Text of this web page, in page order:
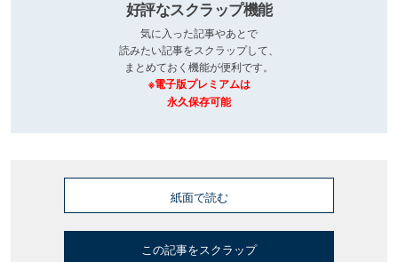
好評なスクラップ機能
気に入った記事やあとで
読みたい記事をスクラップして、
まとめておく機能が便利です。
※電子版プレミアムは
永久保存可能
紙面で読む
この記事をスクラップ